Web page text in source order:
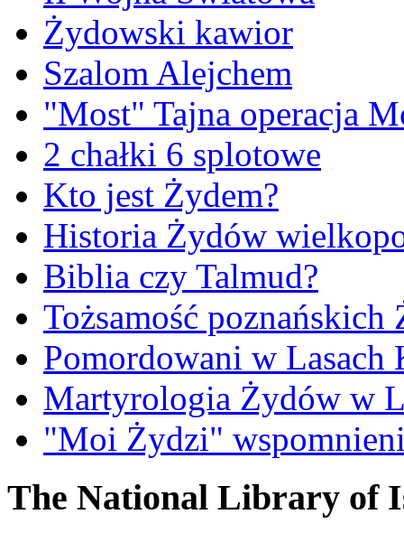
Żydowski kawior
Szalom Alejchem
"Most" Tajna operacja
2 chałki 6 splotowe
Kto jest Żydem?
Historia Żydów
Biblia czy Talmud?
Tożsamość poznańskich
Pomordowani w Lasach
Martyrologia Żydów w
"Moi Żydzi"
The National Library of